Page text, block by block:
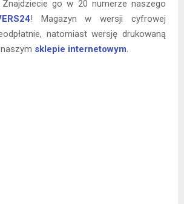
go w 20 numerze naszego
! Magazyn w wersji cyfrowej
natomiast wersję drukowaną
sklepie internetowym.